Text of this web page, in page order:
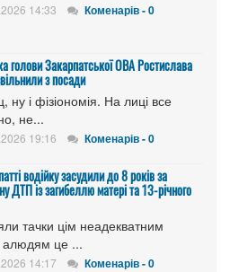
14:33 Коменарів - 0
голови Закарпатської ОВА Ростислава
з посади
ну і фізіономія. На лиці все
не...
19:16 Коменарів - 0
водійку засудили до 8 років за
ДТП із загибеллю матері та 13-річного
тачки цім неадекватним
алюдям це ...
14:17 Коменарів - 0